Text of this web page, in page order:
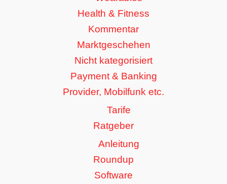
Health & Fitness
Kommentar
Marktgeschehen
Nicht kategorisiert
Payment & Banking
Provider, Mobilfunk etc.
Tarife
Ratgeber
Anleitung
Roundup
Software